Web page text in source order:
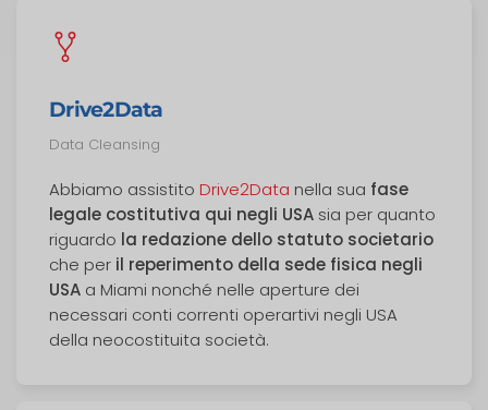
Drive2Data
Data Cleansing
Abbiamo assistito Drive2Data nella sua fase
legale costitutiva qui negli USA sia per quanto
riguardo la redazione dello statuto societario
che per il reperimento della sede fisica negli
USA a Miami nonché nelle aperture dei
necessari conti correnti operartivi negli USA
della neocostituita società.